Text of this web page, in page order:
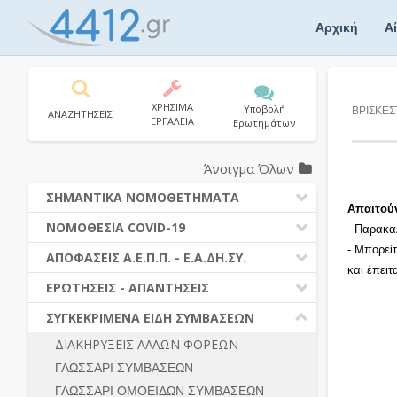
Αρχική
-
-
και
ΑΝΑΖΗΤΗΣΕΙΣ
ΧΡΗΣΙΜΑ
ΕΡΓΑΛΕΙΑ
Υποβολή
Ερωτημάτων
Άνοιγμα Όλων
ΣΗΜΑΝΤΙΚΑ ΝΟΜΟΘΕΤΗΜΑΤΑ
ΔΗΜΟΣΙΕΣ ΣΥΜΒΑΣΕΙΣ (Ν. 4412/2016)
ΔΗΜΟΤΙΚΟΣ ΚΩΔΙΚΑΣ (Ν.3463/2006)
ΚΑΛΛΙΚΡΑΤΗΣ (Ν.3852/2010)
ΝΟΜΟΘΕΣΙΑ - ΝΟΜΟΛΟΓΙΑ (ΣΥΝΟΛΟ)
ΝΟΜΟΘΕΣΙΑ COVID-19
ΝΟΜΟΘΕΣΙΑ - ΝΟΜΟΛΟΓΙΑ COVID -19
ΕΡΩΤΗΣΕΙΣ - ΑΠΑΝΤΗΣΕΙΣ
ΑΠΟΦΑΣΕΙΣ Α.Ε.Π.Π. - Ε.Α.ΔΗ.ΣΥ.
ΠΡΟΔΙΚΑΣΤΙΚΗ ΠΡΟΣΦΥΓΗ
ΓΕΝΙΚΟΙ ΚΑΝΟΝΕΣ
ΔΙΚΑΙΟΥΜΕΝΟΙ ΣΥΜΜΕΤΟΧΗΣ
ΠΡΟΣΦΟΡΕΣ – ΔΙΚΑΙΟΛΟΓΗΤΙΚΑ
ΣΥΜΜΕΤΟΧΗΣ
ΕΡΩΤΗΣΕΙΣ - ΑΠΑΝΤΗΣΕΙΣ
Ν. 4782/2021 - ΤΡΟΠΟΠΟΙΗΣΗ
4412/2016
ΔΙΕΞΑΓΩΓΗ ΔΙΑΔΙΚΑΣΙΑΣ
ΔΙΑΔΙΚΑΣΙΕΣ ΑΝΑΘΕΣΗΣ
ΣΥΓΚΕΚΡΙΜΕΝΑ ΕΙΔΗ ΣΥΜΒΑΣΕΩΝ
ΔΙΑΚΗΡΥΞΕΙΣ ΑΛΛΩΝ ΦΟΡΕΩΝ
ΓΛΩΣΣΑΡΙ ΣΥΜΒΑΣΕΩΝ
ΓΛΩΣΣΑΡΙ ΟΜΟΕΙΔΩΝ ΣΥΜΒΑΣΕΩΝ